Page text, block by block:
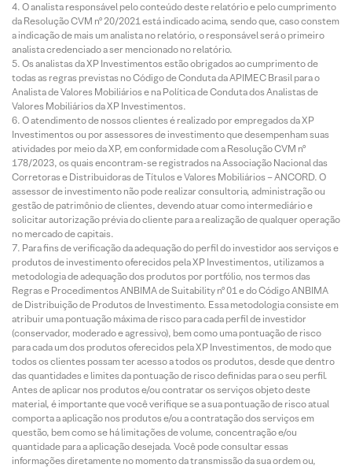
O analista responsável pelo conteúdo deste relatório e pelo cumprimento
da Resolução CVM nº 20/2021 está indicado acima, sendo que, caso constem
a indicação de mais um analista no relatório, o responsável será o primeiro
analista credenciado a ser mencionado no relatório.
Os analistas da XP Investimentos estão obrigados ao cumprimento de
todas as regras previstas no Código de Conduta da APIMEC Brasil para o
Analista de Valores Mobiliários e na Política de Conduta dos Analistas de
Valores Mobiliários da XP Investimentos.
O atendimento de nossos clientes é realizado por empregados da XP
Investimentos ou por assessores de investimento que desempenham suas
atividades por meio da XP, em conformidade com a Resolução CVM nº
178/2023, os quais encontram-se registrados na Associação Nacional das
Corretoras e Distribuidoras de Títulos e Valores Mobiliários – ANCORD. O
assessor de investimento não pode realizar consultoria, administração ou
gestão de patrimônio de clientes, devendo atuar como intermediário e
solicitar autorização prévia do cliente para a realização de qualquer operação
no mercado de capitais.
Para fins de verificação da adequação do perfil do investidor aos serviços e
produtos de investimento oferecidos pela XP Investimentos, utilizamos a
metodologia de adequação dos produtos por portfólio, nos termos das
Regras e Procedimentos ANBIMA de Suitability nº 01 e do Código ANBIMA
de Distribuição de Produtos de Investimento. Essa metodologia consiste em
atribuir uma pontuação máxima de risco para cada perfil de investidor
(conservador, moderado e agressivo), bem como uma pontuação de risco
para cada um dos produtos oferecidos pela XP Investimentos, de modo que
todos os clientes possam ter acesso a todos os produtos, desde que dentro
das quantidades e limites da pontuação de risco definidas para o seu perfil.
Antes de aplicar nos produtos e/ou contratar os serviços objeto deste
material, é importante que você verifique se a sua pontuação de risco atual
comporta a aplicação nos produtos e/ou a contratação dos serviços em
questão, bem como se há limitações de volume, concentração e/ou
quantidade para a aplicação desejada. Você pode consultar essas
informações diretamente no momento da transmissão da sua ordem ou,